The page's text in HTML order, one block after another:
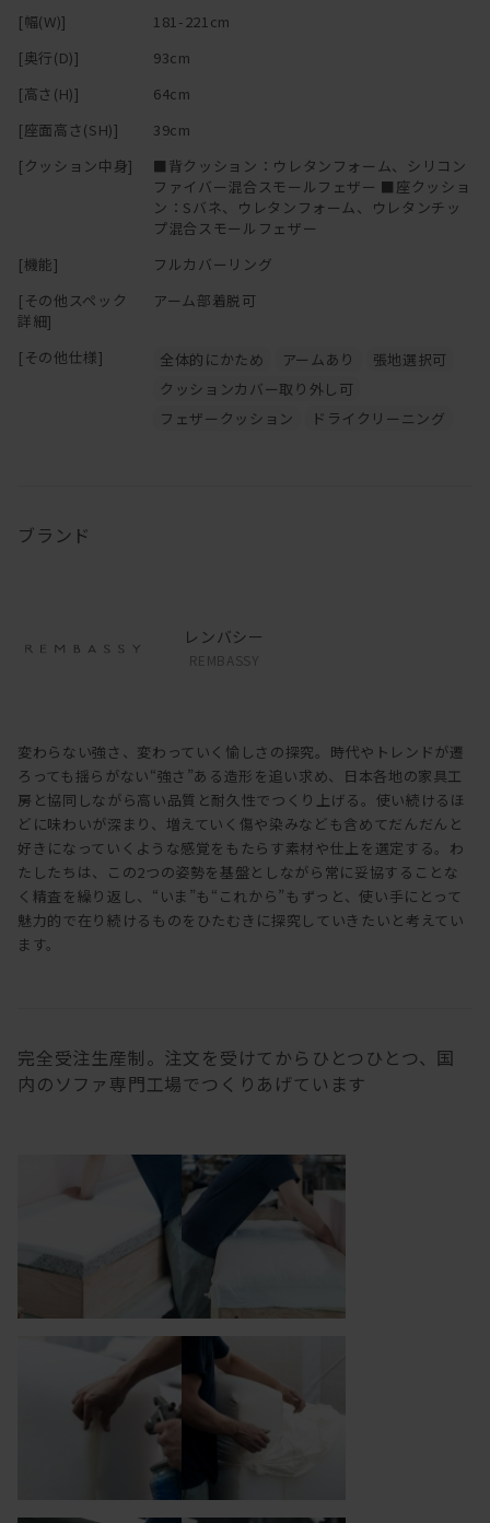
柔らかくクタっと変化し、まるで包みこまれるような座り心地にな
ります。
変化していく姿を楽しむことができるのも魅力の一つです。
[幅(W)]
181-221cm
[奥行(D)]
93cm
[高さ(H)]
64cm
[座面高さ(SH)]
39cm
[クッション中身]
■背クッション：ウレタンフォーム、シリコン
ファイバー混合スモールフェザー ■座クッショ
ン：Sバネ、ウレタンフォーム、ウレタンチッ
プ混合スモールフェザー
[機能]
フルカバーリング
[その他スペック
詳細]
アーム部着脱可
[その他仕様] 全体的にかため アームあり
張地選択可
クッションカバー取り外し可
フェザークッション
ドライクリーニング
ブランド
レンバシー
REMBASSY
変わらない強さ、変わっていく愉しさの探究。時代やトレンドが遷
ろっても揺らがない“強さ”ある造形を追い求め、日本各地の家具工
房と協同しながら高い品質と耐久性でつくり上げる。使い続けるほ
どに味わいが深まり、増えていく傷や染みなども含めてだんだんと
好きになっていくような感覚をもたらす素材や仕上を選定する。わ
たしたちは、この2つの姿勢を基盤としながら常に妥協することな
く精査を繰り返し、“いま”も“これから”もずっと、使い手にとって
魅力的で在り続けるものをひたむきに探究していきたいと考えてい
ます。
完全受注生産制。注文を受けてからひとつひとつ、国
内のソファ専門工場でつくりあげています